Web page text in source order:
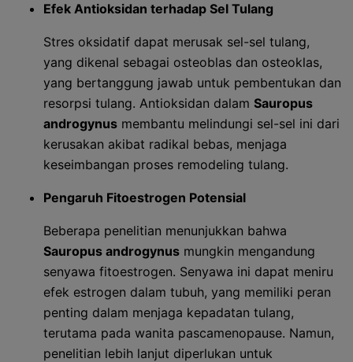
Efek Antioksidan terhadap Sel Tulang
Stres oksidatif dapat merusak sel-sel tulang,
yang dikenal sebagai osteoblas dan osteoklas,
yang bertanggung jawab untuk pembentukan dan
resorpsi tulang. Antioksidan dalam Sauropus
androgynus membantu melindungi sel-sel ini dari
kerusakan akibat radikal bebas, menjaga
keseimbangan proses remodeling tulang.
Pengaruh Fitoestrogen Potensial
Beberapa penelitian menunjukkan bahwa
Sauropus androgynus mungkin mengandung
senyawa fitoestrogen. Senyawa ini dapat meniru
efek estrogen dalam tubuh, yang memiliki peran
penting dalam menjaga kepadatan tulang,
terutama pada wanita pascamenopause. Namun,
penelitian lebih lanjut diperlukan untuk